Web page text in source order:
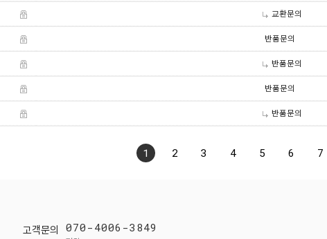
교환문의
반품문의
반품문의
반품문의
반품문의
1 2 3 4 5 6 7
고객문의 070-4006-3849